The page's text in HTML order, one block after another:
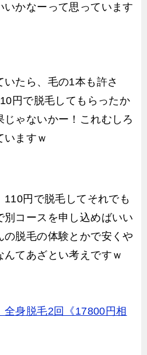
いかなーって思っています
たら、毛の1本も許さ
円で脱毛してもらったか
じゃないかー！これむしろ
いますｗ
円で脱毛してそれでも
別コースを申し込めばいい
の脱毛の体験とかで安くや
てあざとい考えですｗ
全身脱毛2回《17800円相